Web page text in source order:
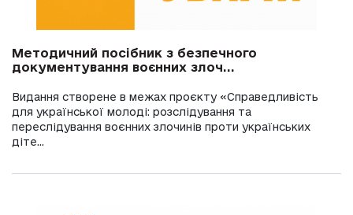
Методичний посібник з безпечного
документування воєнних злоч...
Видання створене в межах проєкту «Справедливість
для української молоді: розслідування та
переслідування воєнних злочинів проти українських
діте...